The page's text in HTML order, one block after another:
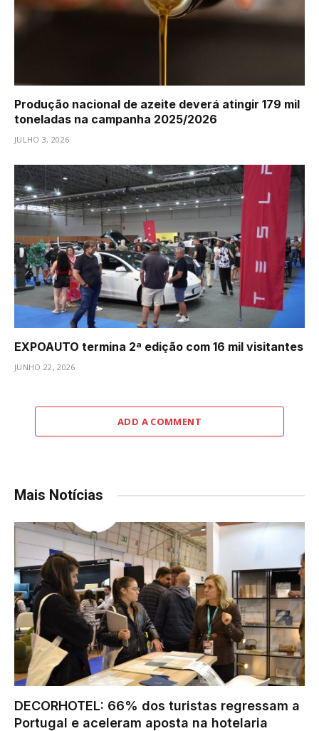
Produção nacional de azeite deverá atingir 179 mil
toneladas na campanha 2025/2026
JULHO 3, 2026
EXPOAUTO termina 2ª edição com 16 mil visitantes
JUNHO 22, 2026
ADD A COMMENT
Mais Notícias
DECORHOTEL: 66% dos turistas regressam a
Portugal e aceleram aposta na hotelaria